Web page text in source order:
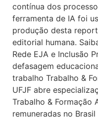
contínua dos
ferramenta de IA foi
produção desta
editorial humana.
Rede EJA e Inclusão
defasagem
trabalho Trabalho &
UFJF abre
Trabalho & Formação
remuneradas no Brasil